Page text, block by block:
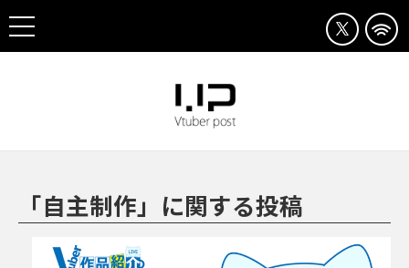
「自主制作」に関する投稿